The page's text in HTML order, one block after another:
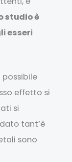
studio è
esseri
effetto si
si
tant’è
sono